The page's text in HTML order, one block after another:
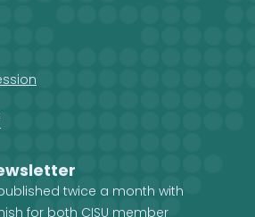
twice a month with
for both CISU member